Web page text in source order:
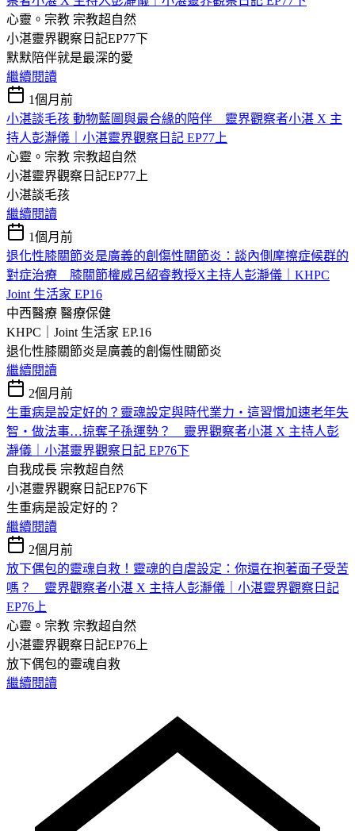
心靈。宗教 宗教超自然
小湛靈界觀察日記EP77下
默默陪伴就是最深的愛
繼續閱讀
1個月前
小湛談毛孩 動物藍圖與最合緣的陪伴 靈界觀察者小湛 X 主
持人彭瀞儀｜小湛靈界觀察日記 EP77上
心靈。宗教 宗教超自然
小湛靈界觀察日記EP77上
小湛談毛孩
繼續閱讀
1個月前
退化性膝關節炎是廣義的創傷性關節炎：談內側摩擦症候群的
對症治療 膝關節權威呂紹睿教授X主持人彭瀞儀｜KHPC
Joint 生活家 EP16
中西醫療 醫療保健
KHPC｜Joint 生活家 EP.16
退化性膝關節炎是廣義的創傷性關節炎
繼續閱讀
2個月前
生重病是設定好的？靈魂設定與時代業力・這習慣加速老年失
智・做法事…掠奪子孫運勢？ 靈界觀察者小湛 X 主持人彭
瀞儀｜小湛靈界觀察日記 EP76下
自我成長 宗教超自然
小湛靈界觀察日記EP76下
生重病是設定好的？
繼續閱讀
2個月前
放下偶包的靈魂自救！靈魂的自虐設定：你還在抱著面子受苦
嗎？ 靈界觀察者小湛 X 主持人彭瀞儀｜小湛靈界觀察日記
EP76上
心靈。宗教 宗教超自然
小湛靈界觀察日記EP76上
放下偶包的靈魂自救
繼續閱讀